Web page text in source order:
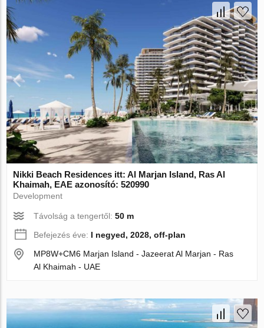
Nikki Beach Residences itt: Al Marjan Island, Ras Al
Khaimah, EAE azonosító: 520990
Development
Távolság a tengertől:50 m
Befejezés éve: I negyed, 2028, off-plan
MP8W+CM6 Marjan Island - Jazeerat Al Marjan - Ras
Al Khaimah - UAE